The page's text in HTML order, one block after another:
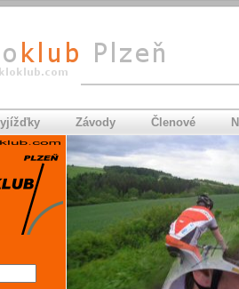
Závody Členové